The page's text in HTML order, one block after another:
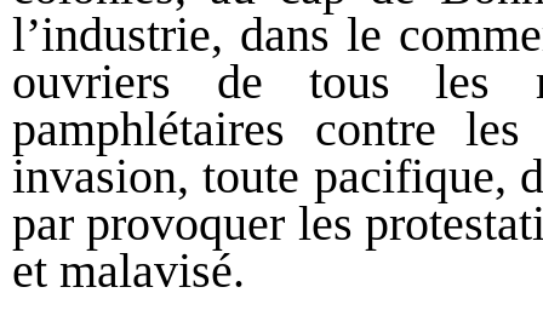
l’industrie, dans le
ouvriers de tous les
pamphlétaires contre
invasion, toute pacifique,
par provoquer les
et malavisé.